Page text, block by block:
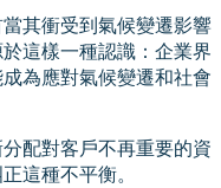
其衝受到氣候變遷影響
這樣一種認識：企業界
為應對氣候變遷和社會
配對客戶不再重要的資
這種不平衡。